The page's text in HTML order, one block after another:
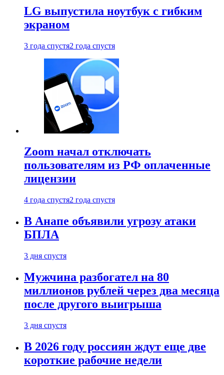
LG выпустила ноутбук с гибким
экраном
3 года спустя2 года спустя
Zoom начал отключать
пользователям из РФ оплаченные
лицензии
4 года спустя2 года спустя
В Анапе объявили угрозу атаки
БПЛА
3 дня спустя
Мужчина разбогател на 80
миллионов рублей через два месяца
после другого выигрыша
3 дня спустя
В 2026 году россиян ждут еще две
короткие рабочие недели